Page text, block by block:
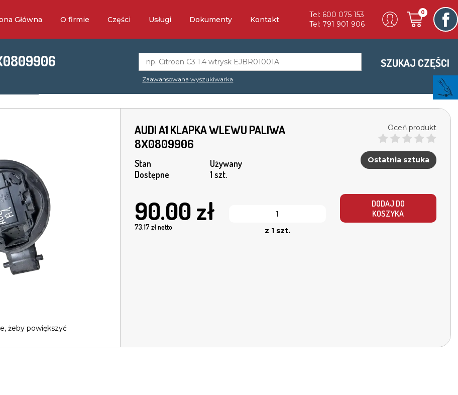
Główna O firmie Części Usługi Dokumenty Kontakt
Tel: 600 075 153
Tel: 791 901 906
0
Zaawansowana wyszukiwarka
SZUKAJ CZĘŚCI
żeby powiększyć
AUDI A1 KLAPKA WLEWU PALIWA
8X0809906
Stan
Używany
Dostępne
1 szt.
Oceń produkt
Ostatnia sztuka
90.00 zł
73.17zł netto z 1 szt.
DODAJ DO
KOSZYKA